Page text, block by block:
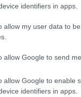
identifiers in apps.
allow my user data to
allow Google to send
allow Google to enable
identifiers in apps.